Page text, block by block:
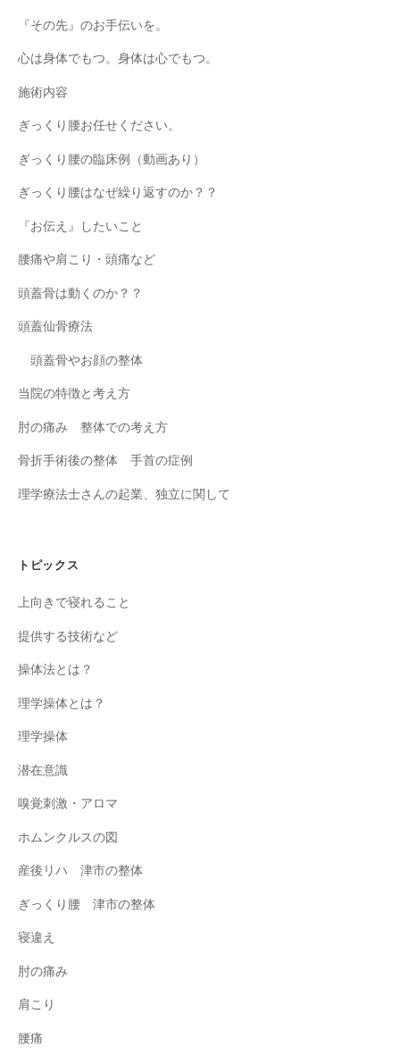
『その先』のお手伝いを。
心は身体でもつ。身体は心でもつ。
施術内容
ぎっくり腰お任せください。
ぎっくり腰の臨床例（動画あり）
ぎっくり腰はなぜ繰り返すのか？？
『お伝え』したいこと
腰痛や肩こり・頭痛など
頭蓋骨は動くのか？？
頭蓋仙骨療法
頭蓋骨やお顔の整体
当院の特徴と考え方
肘の痛み 整体での考え方
骨折手術後の整体 手首の症例
理学療法士さんの起業、独立に関して
トピックス
上向きで寝れること
提供する技術など
操体法とは？
理学操体とは？
理学操体
潜在意識
嗅覚刺激・アロマ
ホムンクルスの図
産後リハ 津市の整体
ぎっくり腰 津市の整体
寝違え
肘の痛み
肩こり
腰痛